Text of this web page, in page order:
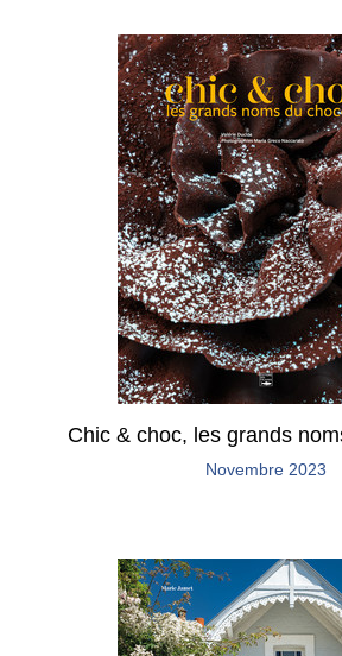
Chic & choc, les grands
Novembre 2023